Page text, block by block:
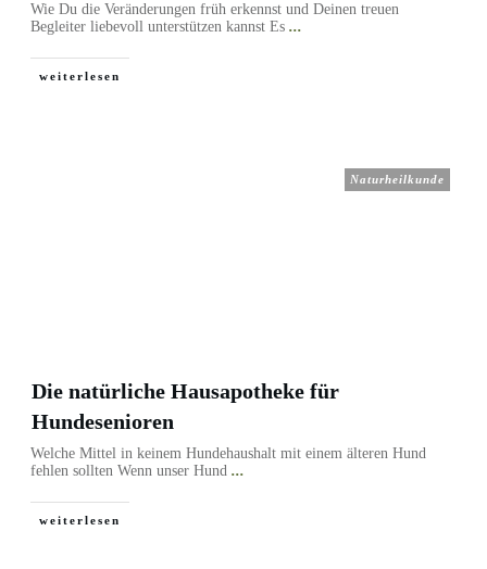
Wie Du die Veränderungen früh erkennst und Deinen treuen
Begleiter liebevoll unterstützen kannst Es ...
weiterlesen
Naturheilkunde
Die natürliche Hausapotheke für
Hundesenioren
Welche Mittel in keinem Hundehaushalt mit einem älteren Hund
fehlen sollten Wenn unser Hund ...
weiterlesen